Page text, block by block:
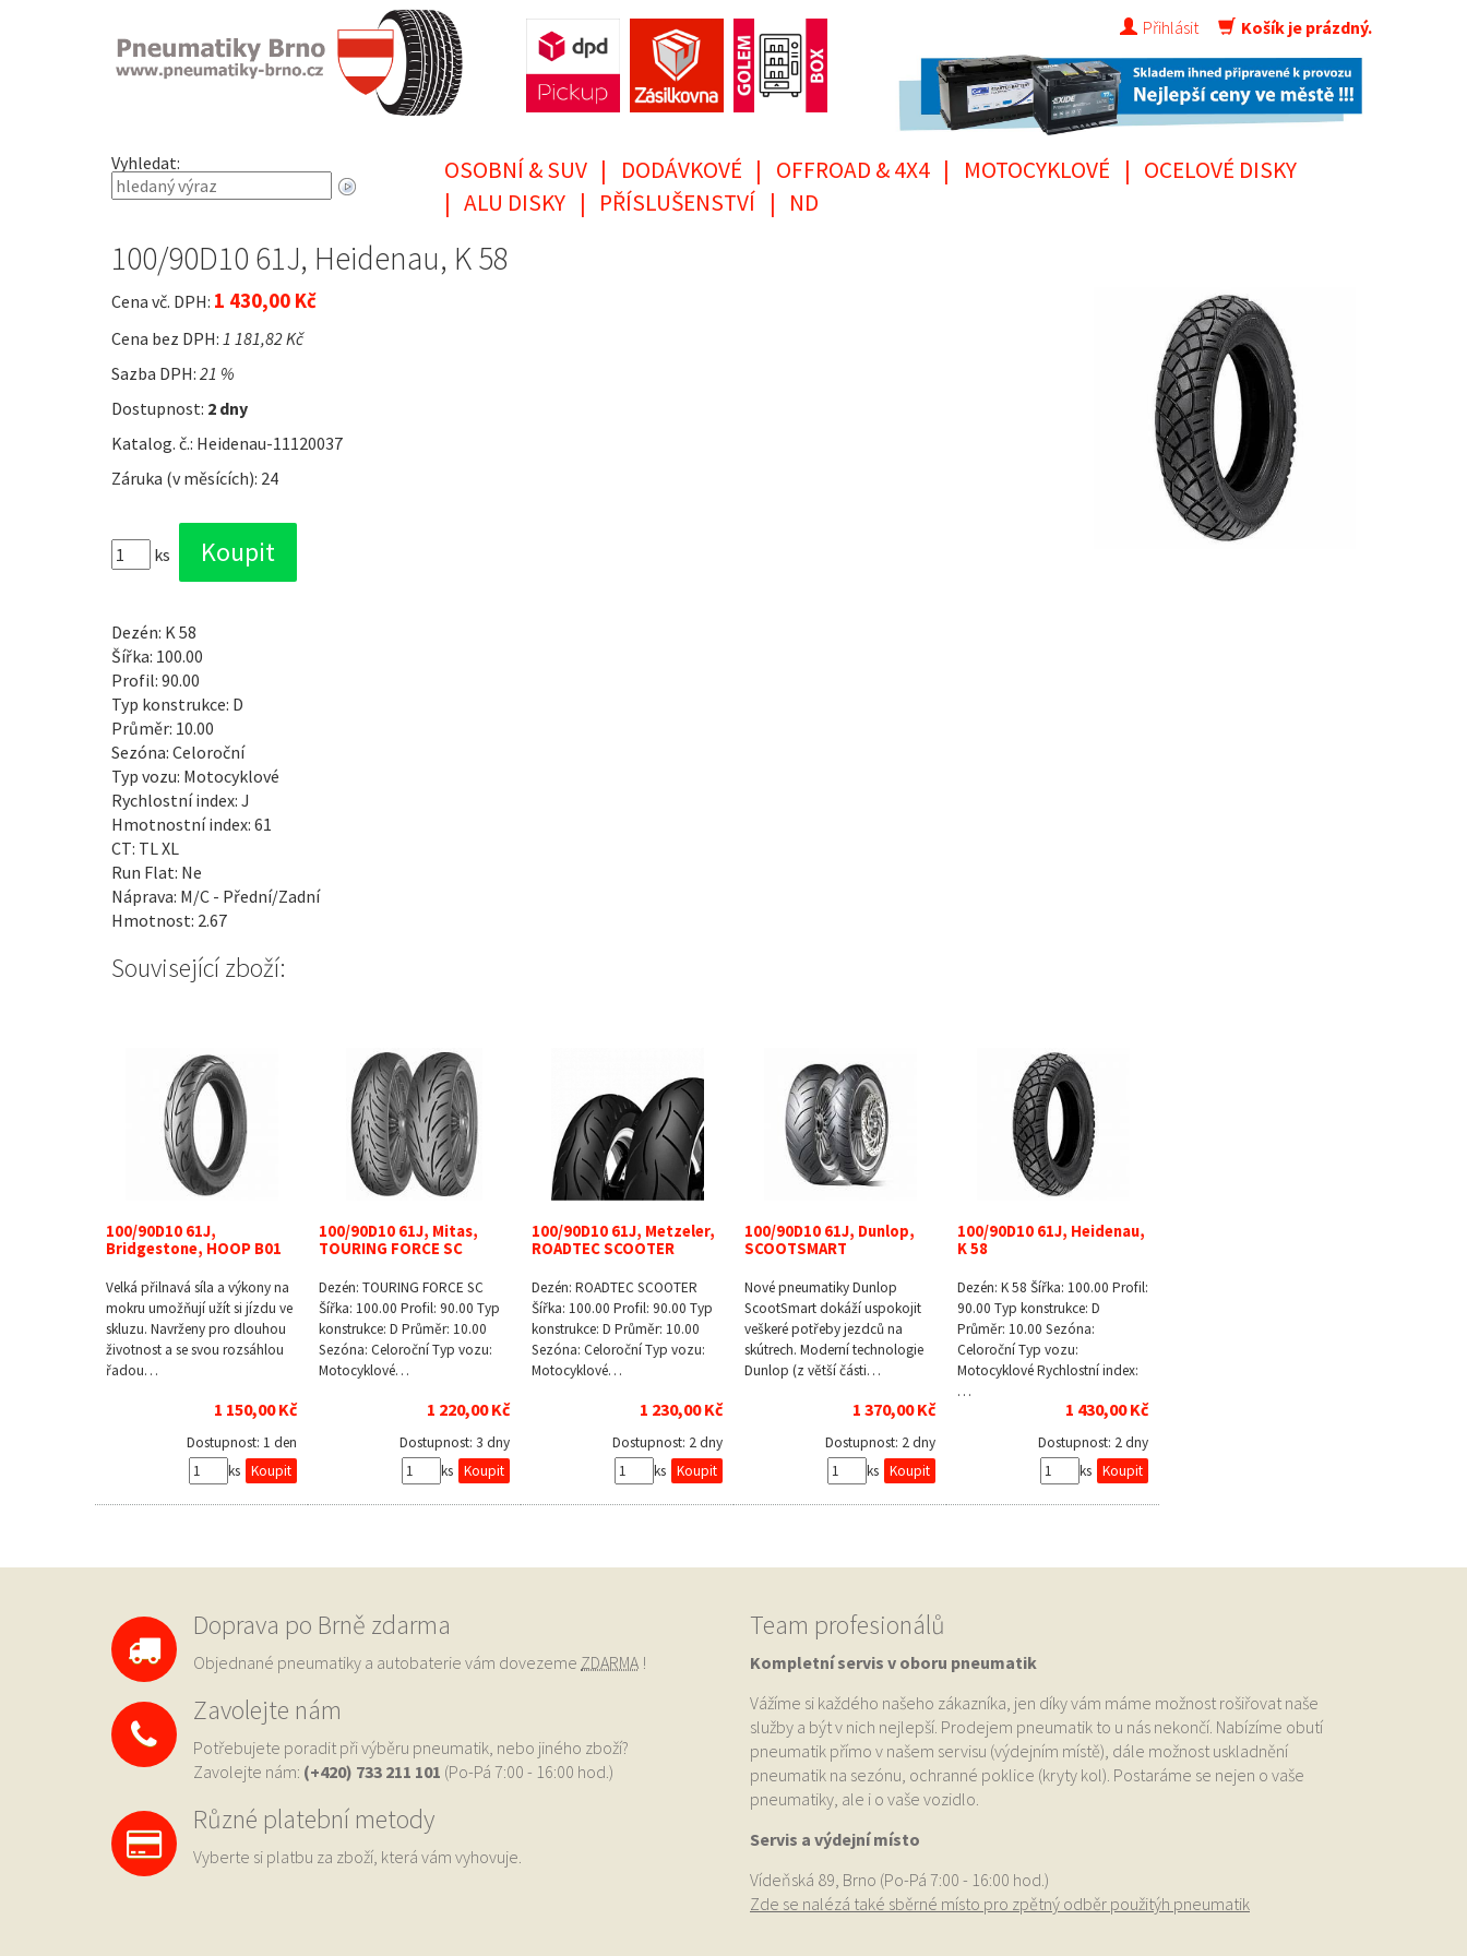
Přihlásit Košík je prázdný.
Vyhledat: OSOBNÍ & SUV | DODÁVKOVÉ | OFFROAD & 4X4 | MOTOCYKLOVÉ | OCELOVÉ DISKY
| ALU DISKY | PŘÍSLUŠENSTVÍ | ND
100/90D10 61J, Heidenau, K 58
Cena vč. DPH: 1 430,00 Kč
Cena bez DPH: 1 181,82 Kč
Sazba DPH: 21 %
Dostupnost: 2 dny
Katalog. č.: Heidenau-11120037
Záruka (v měsících): 24
ks
Dezén: K 58
Šířka: 100.00
Profil: 90.00
Typ konstrukce: D
Průměr: 10.00
Sezóna: Celoroční
Typ vozu: Motocyklové
Rychlostní index: J
Hmotnostní index: 61
CT: TL XL
Run Flat: Ne
Náprava: M/C - Přední/Zadní
Hmotnost: 2.67
Související zboží:
100/90D10 61J,
Bridgestone, HOOP B01
Velká přilnavá síla a výkony na
mokru umožňují užít si jízdu ve
skluzu. Navrženy pro dlouhou
životnost a se svou rozsáhlou
řadou…
1 150,00 Kč
Dostupnost: 1 den
ks
100/90D10 61J, Mitas,
TOURING FORCE SC
Dezén: TOURING FORCE SC
Šířka: 100.00 Profil: 90.00 Typ
konstrukce: D Průměr: 10.00
Sezóna: Celoroční Typ vozu:
Motocyklové…
1 220,00 Kč
Dostupnost: 3 dny
ks
100/90D10 61J, Metzeler,
ROADTEC SCOOTER
Dezén: ROADTEC SCOOTER
Šířka: 100.00 Profil: 90.00 Typ
konstrukce: D Průměr: 10.00
Sezóna: Celoroční Typ vozu:
Motocyklové…
1 230,00 Kč
Dostupnost: 2 dny
ks
100/90D10 61J, Dunlop,
SCOOTSMART
Nové pneumatiky Dunlop
ScootSmart dokáží uspokojit
veškeré potřeby jezdců na
skútrech. Moderní technologie
Dunlop (z větší části…
1 370,00 Kč
Dostupnost: 2 dny
ks
100/90D10 61J, Heidenau,
K 58
Dezén: K 58 Šířka: 100.00 Profil:
90.00 Typ konstrukce: D
Průměr: 10.00 Sezóna:
Celoroční Typ vozu:
Motocyklové Rychlostní index:
…
1 430,00 Kč
Dostupnost: 2 dny
ks
Doprava po Brně zdarma
Objednané pneumatiky a autobaterie vám dovezeme ZDARMA !
Zavolejte nám
Potřebujete poradit při výběru pneumatik, nebo jiného zboží?
Zavolejte nám: (+420) 733 211 101 (Po-Pá 7:00 - 16:00 hod.)
Různé platební metody
Vyberte si platbu za zboží, která vám vyhovuje.
Team profesionálů
Kompletní servis v oboru pneumatik
Vážíme si každého našeho zákazníka, jen díky vám máme možnost rošiřovat naše
služby a být v nich nejlepší. Prodejem pneumatik to u nás nekončí. Nabízíme obutí
pneumatik přímo v našem servisu (výdejním místě), dále možnost uskladnění
pneumatik na sezónu, ochranné poklice (kryty kol). Postaráme se nejen o vaše
pneumatiky, ale i o vaše vozidlo.
Servis a výdejní místo
Vídeňská 89, Brno (Po-Pá 7:00 - 16:00 hod.)
Zde se nalézá také sběrné místo pro zpětný odběr použitýh pneumatik